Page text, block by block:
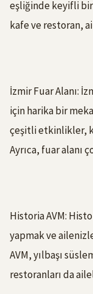
eşliğinde keyifli
kafe ve restoran,
İzmir Fuar Alanı:
için harika bir
çeşitli etkinlikler,
Ayrıca, fuar alanı
Historia AVM:
yapmak ve
AVM, yılbaşı
restoranları da